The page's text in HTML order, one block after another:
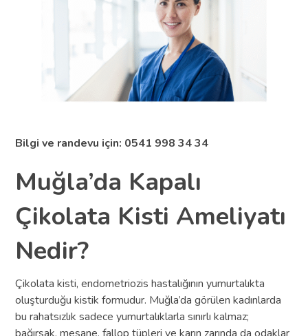
Bilgi ve randevu için: 0541 998 34 34
Muğla’da Kapalı
Çikolata Kisti Ameliyatı
Nedir?
Çikolata kisti, endometriozis hastalığının yumurtalıkta
oluşturduğu kistik formudur. Muğla’da görülen kadınlarda
bu rahatsızlık sadece yumurtalıklarla sınırlı kalmaz;